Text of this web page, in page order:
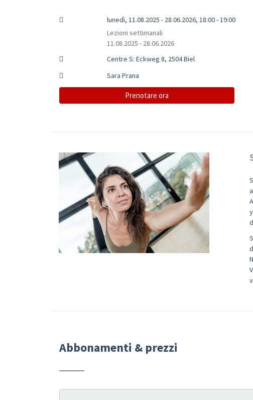
lunedì, 11.08.2025 - 28.06.2026, 18:00 - 19:00
Lezioni settimanali
11.08.2025 - 28.06.2026
Centre S: Eckweg 8, 2504 Biel
Sara Prana
Prenotare ora
Abbonamenti & prezzi